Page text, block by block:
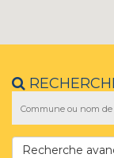
Recherche